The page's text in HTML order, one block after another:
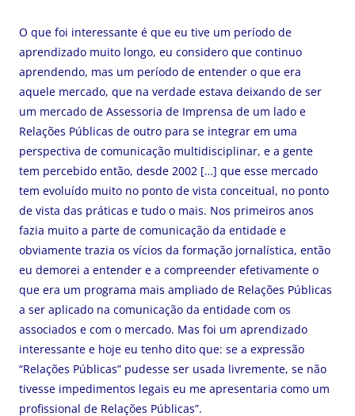
O que foi interessante é que eu tive um período de
aprendizado muito longo, eu considero que continuo
aprendendo, mas um período de entender o que era
aquele mercado, que na verdade estava deixando de ser
um mercado de Assessoria de Imprensa de um lado e
Relações Públicas de outro para se integrar em uma
perspectiva de comunicação multidisciplinar, e a gente
tem percebido então, desde 2002 […] que esse mercado
tem evoluído muito no ponto de vista conceitual, no ponto
de vista das práticas e tudo o mais. Nos primeiros anos
fazia muito a parte de comunicação da entidade e
obviamente trazia os vícios da formação jornalística, então
eu demorei a entender e a compreender efetivamente o
que era um programa mais ampliado de Relações Públicas
a ser aplicado na comunicação da entidade com os
associados e com o mercado. Mas foi um aprendizado
interessante e hoje eu tenho dito que: se a expressão
“Relações Públicas” pudesse ser usada livremente, se não
tivesse impedimentos legais eu me apresentaria como um
profissional de Relações Públicas”.